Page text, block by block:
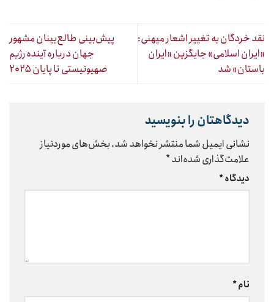
نقد خردگان به تغییر اشعار میهنی:
«ایران اسلامی» جایگزین «ایران
باستان» شد
پیش‌بینی طالع‌بینان مشهور
جهان درباره آینده رژیم
صهیونیستی تا پایان ۲۰۲۵
دیدگاهتان را بنویسید
نشانی ایمیل شما منتشر نخواهد شد.بخش‌های موردنیاز
علامت‌گذاری شده‌اند*
دیدگاه*
نام*